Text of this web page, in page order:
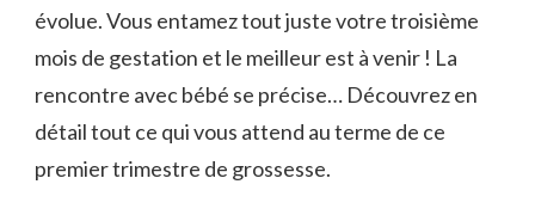
GROSSESSE
QUE
SE
T-
évolue. Vous entamez tout juste votre troisième
mois de gestation et le meilleur est à venir ! La
rencontre avec bébé se précise… Découvrez en
détail tout ce qui vous attend au terme de ce
premier trimestre de grossesse.